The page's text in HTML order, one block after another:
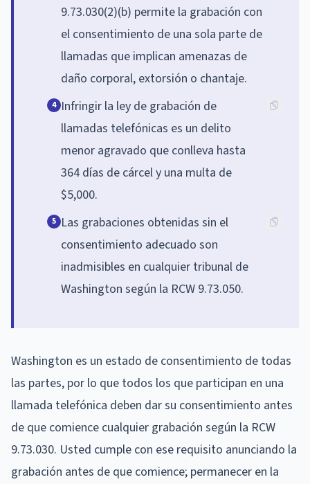
9.73.030(2)(b) permite la grabación con
el consentimiento de una sola parte de
llamadas que implican amenazas de
daño corporal, extorsión o chantaje.
4 Infringir la ley de grabación de
llamadas telefónicas es un delito
menor agravado que conlleva hasta
364 días de cárcel y una multa de
$5,000.
5 Las grabaciones obtenidas sin el
consentimiento adecuado son
inadmisibles en cualquier tribunal de
Washington según la RCW 9.73.050.
Washington es un estado de consentimiento de todas
las partes, por lo que todos los que participan en una
llamada telefónica deben dar su consentimiento antes
de que comience cualquier grabación según la RCW
9.73.030. Usted cumple con ese requisito anunciando la
grabación antes de que comience; permanecer en la